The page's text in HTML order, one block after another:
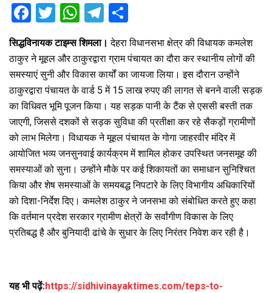
F
ce
b
o
o
k
T
tt
er
W
h
at
s
A
p
p
T
el
e
gr
a
m
h
ar
e
सिद्धविनायक टाइम्स शिमला।देहरा विधानसभा क्षेत्र की विधायक कमलेश
ठाकुर ने मूहल और ठाकुरद्वारा ग्राम पंचायत का दौरा कर स्थानीय लोगों की
समस्याएं सुनी और विकास कार्यों का जायजा लिया। इस दौरान उन्होंने
ठाकुरद्वारा पंचायत के वार्ड 5 में 15 लाख रुपए की लागत से बनने वाली सड़क
का विधिवत भूमि पूजन किया। यह सड़क पानी के टैंक से एससी बस्ती तक
जाएगी, जिससे दशकों से सड़क सुविधा की प्रतीक्षा कर रहे सैकड़ों ग्रामीणों
को लाभ मिलेगा। विधायक ने मूहल पंचायत के गोगा जाहरवीर मंदिर में
आयोजित भव्य जनसुनवाई कार्यक्रम में शामिल होकर उपस्थित जनसमूह की
समस्याओं को सुना। उन्होंने मौके पर कई शिकायतों का समाधान सुनिश्चित
किया और शेष समस्याओं के समयबद्ध निपटारे के लिए विभागीय अधिकारियों
को दिशा-निर्देश दिए। कमलेश ठाकुर ने जनसभा को संबोधित करते हुए कहा
कि वर्तमान प्रदेश सरकार ग्रामीण क्षेत्रों के सर्वांगीण विकास के लिए
प्रतिबद्ध है और बुनियादी ढांचे के सुधार के लिए निरंतर निवेश कर रही है।
यह भी पढ़ें:https://sidhivinayaktimes.com/teps-to-